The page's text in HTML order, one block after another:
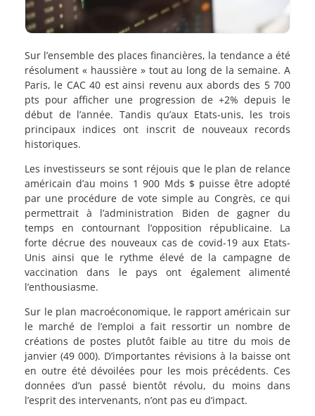
Sur l’ensemble des places financières, la tendance a été
résolument « haussière » tout au long de la semaine. A
Paris, le CAC 40 est ainsi revenu aux abords des 5 700
pts pour afficher une progression de +2% depuis le
début de l’année. Tandis qu’aux Etats-unis, les trois
principaux indices ont inscrit de nouveaux records
historiques.
Les investisseurs se sont réjouis que le plan de relance
américain d’au moins 1 900 Mds $ puisse être adopté
par une procédure de vote simple au Congrès, ce qui
permettrait à l’administration Biden de gagner du
temps en contournant l’opposition républicaine. La
forte décrue des nouveaux cas de covid-19 aux Etats-
Unis ainsi que le rythme élevé de la campagne de
vaccination dans le pays ont également alimenté
l’enthousiasme.
Sur le plan macroéconomique, le rapport américain sur
le marché de l’emploi a fait ressortir un nombre de
créations de postes plutôt faible au titre du mois de
janvier (49 000). D’importantes révisions à la baisse ont
en outre été dévoilées pour les mois précédents. Ces
données d’un passé bientôt révolu, du moins dans
l’esprit des intervenants, n’ont pas eu d’impact.